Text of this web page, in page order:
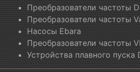
Преобразователи частоты
Преобразователи частоты
Насосы Ebara
Преобразователи частоты
Устройства плавного пуска